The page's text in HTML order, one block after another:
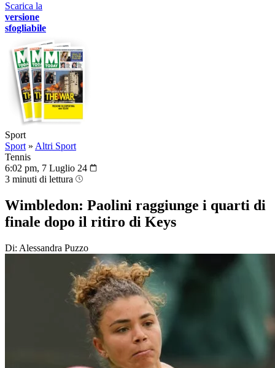
Scarica la
versione
sfogliabile
Sport
Sport » Altri Sport
Tennis
6:02 pm, 7 Luglio 24
3 minuti di lettura
Wimbledon: Paolini raggiunge i quarti di
finale dopo il ritiro di Keys
Di: Alessandra Puzzo